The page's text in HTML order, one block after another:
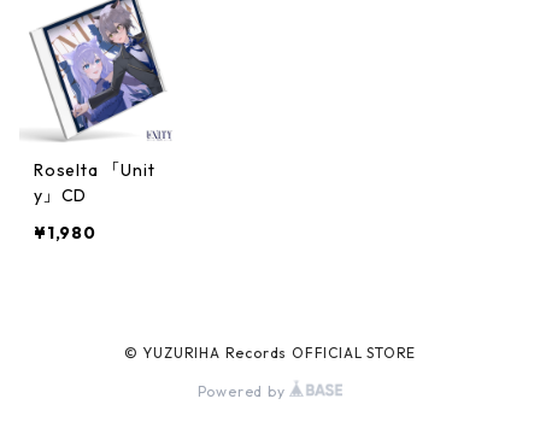
Roselta 「Unit
y」CD
¥1,980
© YUZURIHA Records OFFICIAL STORE
Powered by